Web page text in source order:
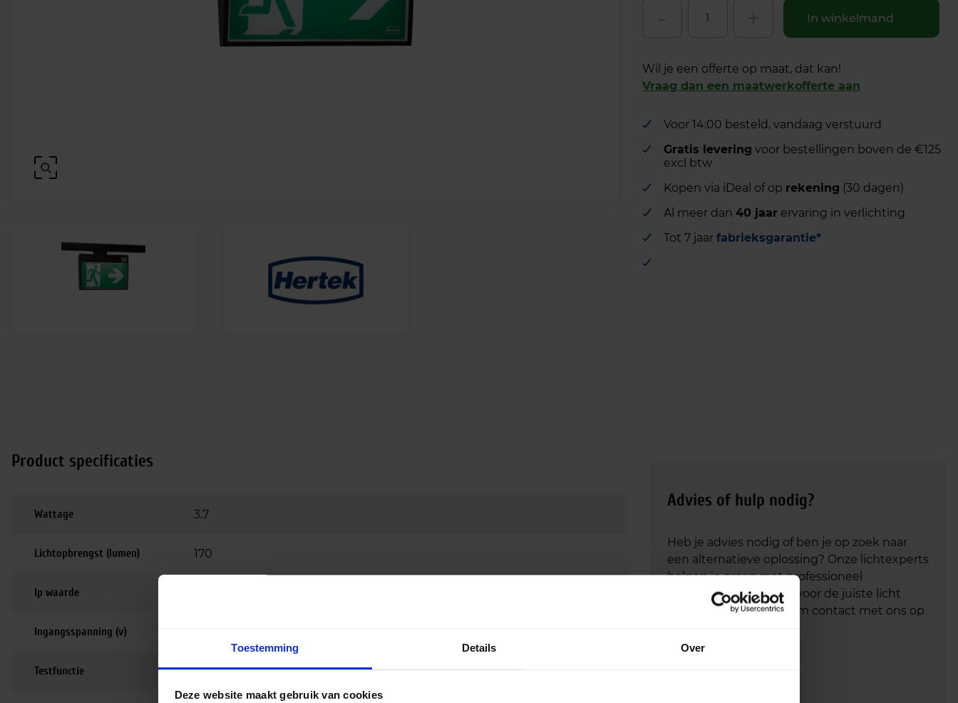
Toestemming Details Over
Deze website maakt gebruik van cookies
In winkelmand
Wil je een offerte op maat, dat kan!
Vraag dan een maatwerkofferte aan
Voor 14:00 besteld, vandaag verstuurd
Gratis levering voor bestellingen boven de €125
excl btw
Kopen via iDeal of op rekening (30 dagen)
Al meer dan 40 jaarervaring in verlichting
Tot 7 jaar fabrieksgarantie*
Product specificaties
Wattage 3.7
Lichtopbrengst (lumen) 170
Ip waarde
Ingangsspanning (v)
Testfunctie Autotest
Advies of hulp nodig?
Heb je advies nodig of ben je op zoek naar
een alternatieve oplossing? Onze lichtexperts
helpen je graag met professioneel
lichtadviesen zorgen voor de juiste licht
oplossing. Aarzel niet om contact met ons op